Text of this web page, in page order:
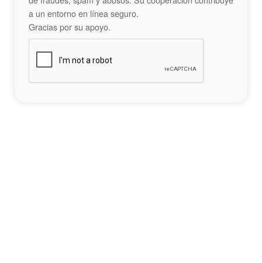
a un entorno en línea seguro.
Gracias por su apoyo.